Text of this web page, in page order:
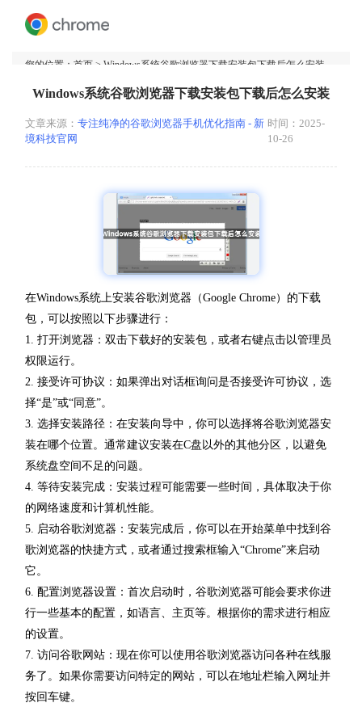
您的位置： 首页 > Windows系统谷歌浏览器下载安装包下载后怎么安装
Windows系统谷歌浏览器下载安装包下载后怎么安装
文章来源： 专注纯净的谷歌浏览器手机优化指南 - 新
境科技官网
时间：2025-
10-26
在Windows系统上安装谷歌浏览器（Google Chrome）的下载
包，可以按照以下步骤进行：
1. 打开浏览器：双击下载好的安装包，或者右键点击以管理员
权限运行。
2. 接受许可协议：如果弹出对话框询问是否接受许可协议，选
择“是”或“同意”。
3. 选择安装路径：在安装向导中，你可以选择将谷歌浏览器安
装在哪个位置。通常建议安装在C盘以外的其他分区，以避免
系统盘空间不足的问题。
4. 等待安装完成：安装过程可能需要一些时间，具体取决于你
的网络速度和计算机性能。
5. 启动谷歌浏览器：安装完成后，你可以在开始菜单中找到谷
歌浏览器的快捷方式，或者通过搜索框输入“Chrome”来启动
它。
6. 配置浏览器设置：首次启动时，谷歌浏览器可能会要求你进
行一些基本的配置，如语言、主页等。根据你的需求进行相应
的设置。
7. 访问谷歌网站：现在你可以使用谷歌浏览器访问各种在线服
务了。如果你需要访问特定的网站，可以在地址栏输入网址并
按回车键。